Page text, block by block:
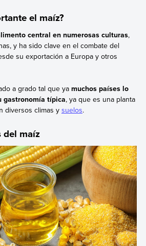
el maíz?
central en numerosas culturas,
y ha sido clave en el combate del
su exportación a Europa y otros
a grado tal que ya muchos países lo
gastronomía típica, ya que es una planta
diversos climas y suelos.
del maíz